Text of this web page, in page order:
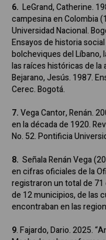
6. LeGrand, Catherine.
campesina en Colombia
Universidad Nacional.
Ensayos de historia
bolcheviques del Líbano,
las raíces históricas de la
Bejarano, Jesús. 1987.
Cerec. Bogotá.
7.Vega Cantor, Renán.
en la década de 1920.
No. 52. Pontificia
8. Señala Renán Vega
en cifras oficiales de la
registraron un total de
de 12 municipios, de las
encontraban en las
9. Fajardo, Dario. 2025.